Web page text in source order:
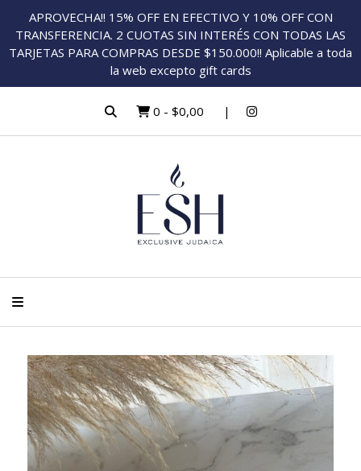
APROVECHA!! 15% OFF EN EFECTIVO Y 10% OFF CON
TRANSFERENCIA. 2 CUOTAS SIN INTERÉS CON TODAS LAS
TARJETAS PARA COMPRAS DESDE $150.000!! Aplicable a toda
la web excepto gift cards
0 - $0,00